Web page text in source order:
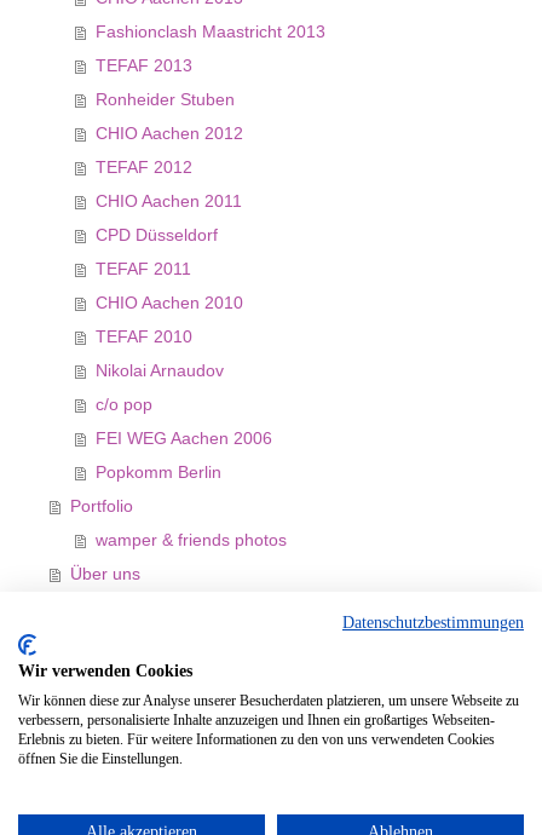
Fashionclash Maastricht 2013
TEFAF 2013
Ronheider Stuben
CHIO Aachen 2012
TEFAF 2012
CHIO Aachen 2011
CPD Düsseldorf
TEFAF 2011
CHIO Aachen 2010
TEFAF 2010
Nikolai Arnaudov
c/o pop
FEI WEG Aachen 2006
Popkomm Berlin
Portfolio
wamper & friends photos
Über uns
Gästebuch
Kontakt
Impressum
Druckversion|Sitemap
Datenschutzbestimmungen
Wir verwenden Cookies
Wir können diese zur Analyse unserer Besucherdaten platzieren, um unsere Webseite zu
verbessern, personalisierte Inhalte anzuzeigen und Ihnen ein großartiges Webseiten-
Erlebnis zu bieten. Für weitere Informationen zu den von uns verwendeten Cookies
öffnen Sie die Einstellungen.